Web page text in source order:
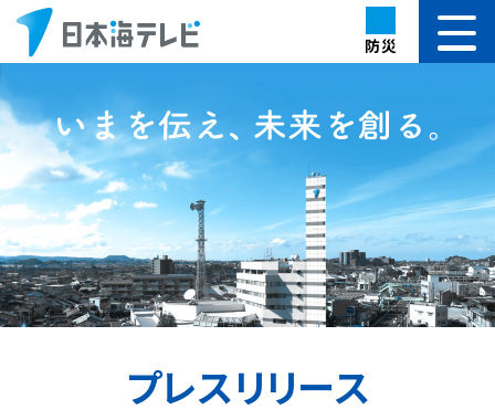
防災
プレスリリース